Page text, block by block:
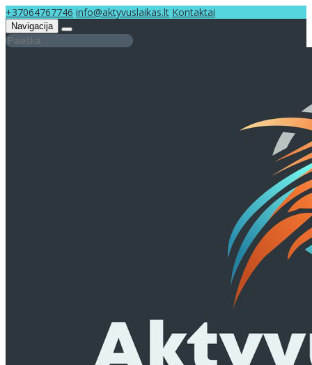
+37064767746 info@aktyvuslaikas.lt Kontaktai
Navigacija